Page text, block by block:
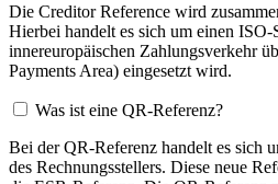
Die Creditor Reference wird
Hierbei handelt es sich um einen ISO-
innereuropäischen Zahlungsverkehr
Payments Area) eingesetzt wird.
Was ist eine QR-Referenz?
Bei der QR-Referenz handelt es sich
des Rechnungsstellers. Diese neue